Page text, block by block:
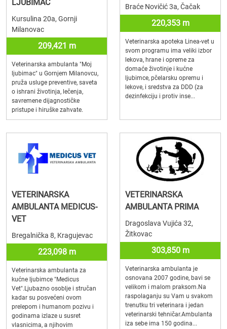
LJUBIMAC
Kursulina 20a, Gornji
Milanovac
209,421 m
Veterinarska ambulanta "Moj
ljubimac" u Gornjem Milanovcu,
pruža usluge preventive, saveta
o ishrani životinja, lečenja,
savremene dijagnostičke
pristupe i hiruške zahvate.
Braće Novičić 3a, Čačak
220,353 m
Veterinarska apoteka Linea-vet u
svom programu ima veliki izbor
lekova, hrane i opreme za
domaće životinje i kućne
ljubimce, pčelarsku opremu i
lekove, i sredstva za DDD (za
dezinfekciju i protiv inse...
VETERINARSKA
AMBULANTA MEDICUS-
VET
Bregalnička 8, Kragujevac
223,098 m
Veterinarska ambulanta za
kućne ljubimce "Medicus
Vet".Ljubazno osoblje i stručan
kadar su posvećeni ovom
prelepom i humanom pozivu i
godinama izlaze u susret
vlasnicima, a njihovim
VETERINARSKA
AMBULANTA PRIMA
Dragoslava Vujića 32,
Žitkovac
303,850 m
Veterinarska ambulanta je
osnovana 2007 godine, bavi se
velikom i malom praksom.Na
raspolaganju su Vam u svakom
trenutku tri veterinara i jedan
veterinarski tehničar.Ambulanta
iza sebe ima 150 godina...